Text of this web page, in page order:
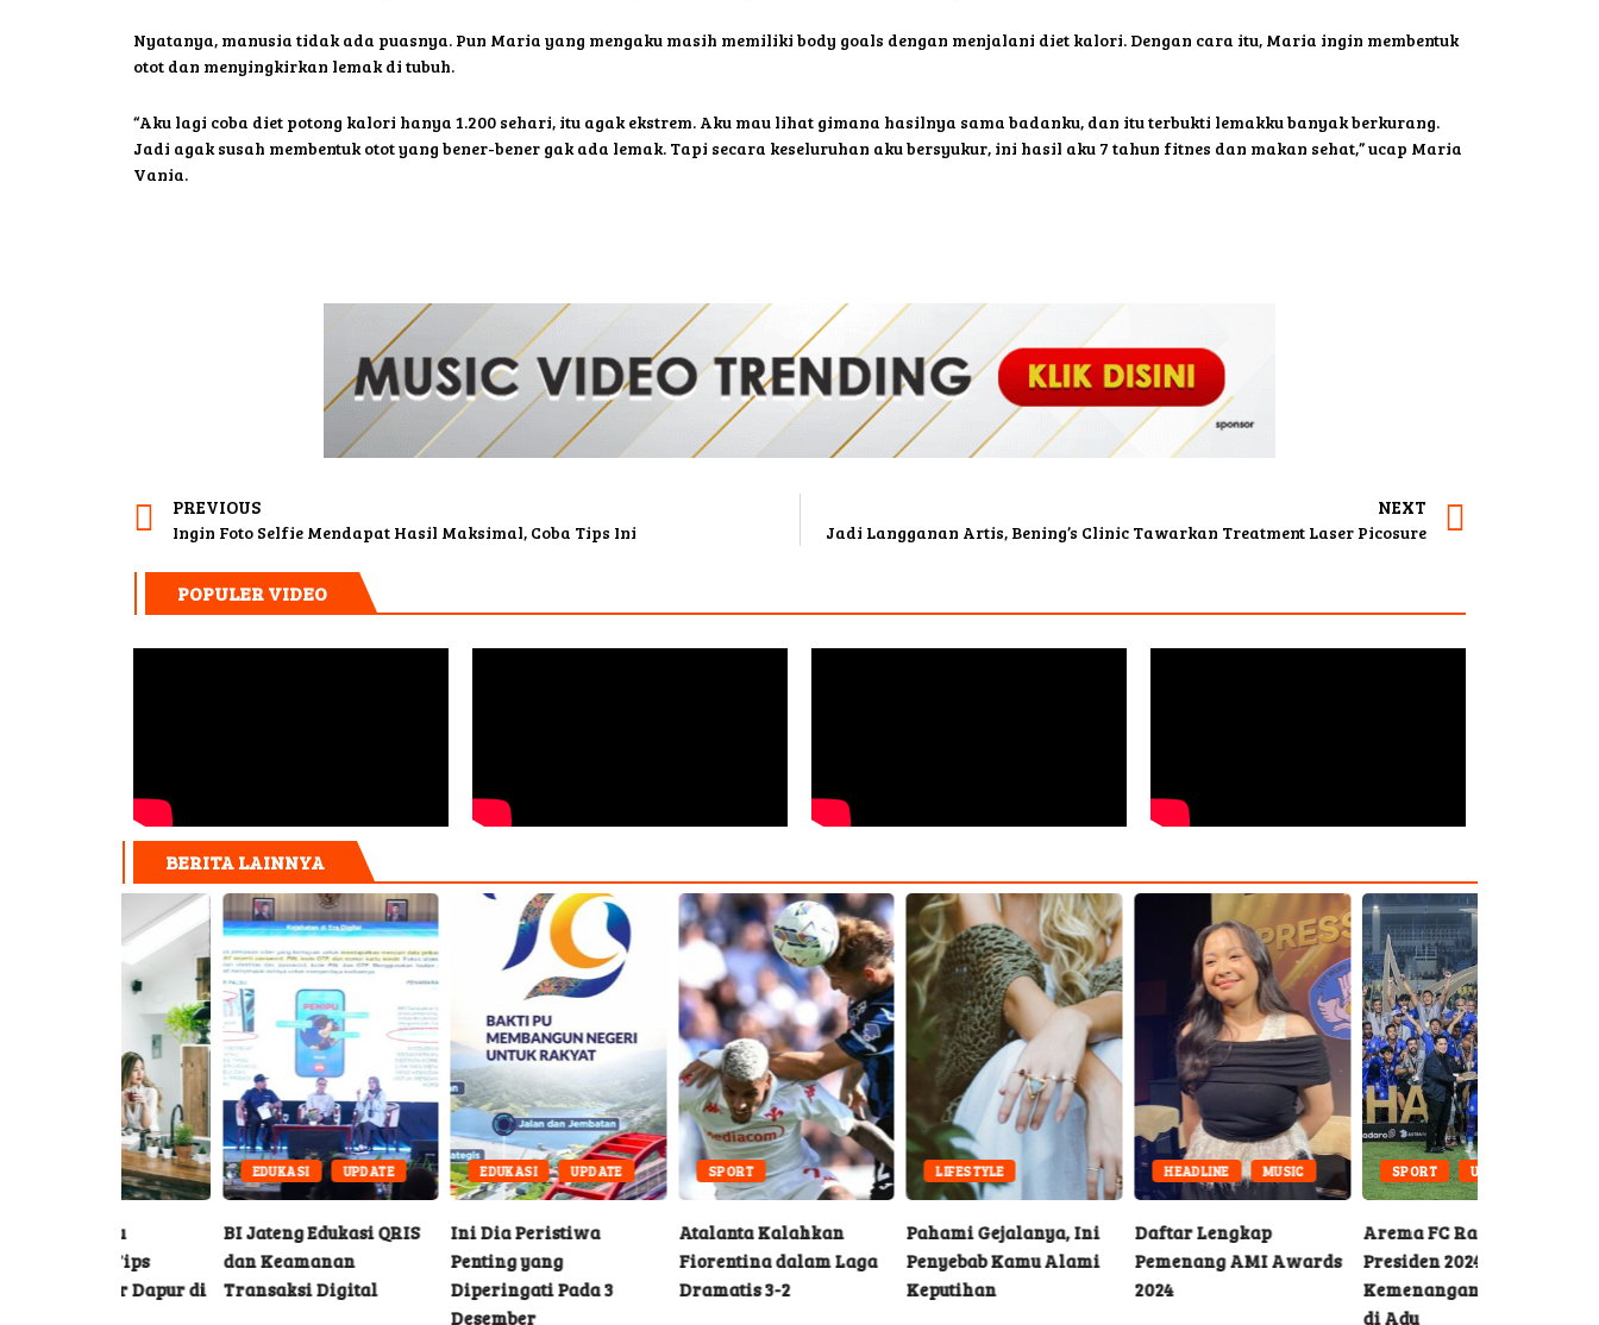
Nyatanya, manusia tidak ada puasnya. Pun Maria yang mengaku masih memiliki body goals dengan menjalani diet kalori. Dengan cara itu, Maria ingin membentuk
otot dan menyingkirkan lemak di tubuh.
“Aku lagi coba diet potong kalori hanya 1.200 sehari, itu agak ekstrem. Aku mau lihat gimana hasilnya sama badanku, dan itu terbukti lemakku banyak berkurang.
Jadi agak susah membentuk otot yang bener-bener gak ada lemak. Tapi secara keseluruhan aku bersyukur, ini hasil aku 7 tahun fitnes dan makan sehat,” ucap Maria
Vania.
PREVIOUS
Ingin Foto Selfie Mendapat Hasil Maksimal, Coba Tips Ini
NEXT
Jadi Langganan Artis, Bening’s Clinic Tawarkan Treatment Laser Picosure
POPULER VIDEO
BERITA LAINNYA
EDUKASI UPDATE
BI Jateng Edukasi QRIS
dan Keamanan
Transaksi Digital
EDUKASI UPDATE
Ini Dia Peristiwa
Penting yang
Diperingati Pada 3
SPORT
Atalanta Kalahkan
Fiorentina dalam Laga
Dramatis 3-2
LIFESTYLE
Pahami Gejalanya, Ini
Penyebab Kamu Alami
HEADLINE MUSIC
Daftar Lengkap
Pemenang AMI Awards
SPORT UPDATE
Arema FC Raih Piala
Presiden 2024,
Kemenangan Dramatis